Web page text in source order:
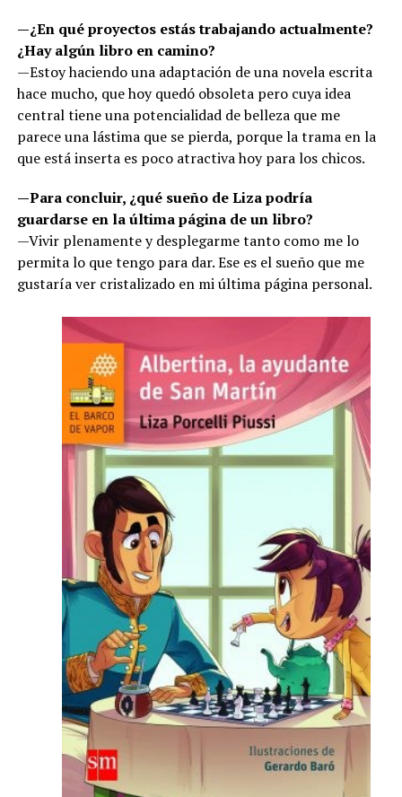
—¿En qué proyectos estás trabajando actualmente?
¿Hay algún libro en camino?
—Estoy haciendo una adaptación de una novela escrita
hace mucho, que hoy quedó obsoleta pero cuya idea
central tiene una potencialidad de belleza que me
parece una lástima que se pierda, porque la trama en la
que está inserta es poco atractiva hoy para los chicos.
—Para concluir, ¿qué sueño de Liza podría
guardarse en la última página de un libro?
—Vivir plenamente y desplegarme tanto como me lo
permita lo que tengo para dar. Ese es el sueño que me
gustaría ver cristalizado en mi última página personal.